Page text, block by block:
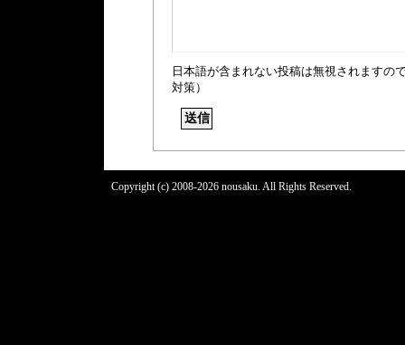
日本語が含まれない投稿は無視されますの
対策）
Copyright (c) 2008-2026 nousaku. All Rights Reserved.